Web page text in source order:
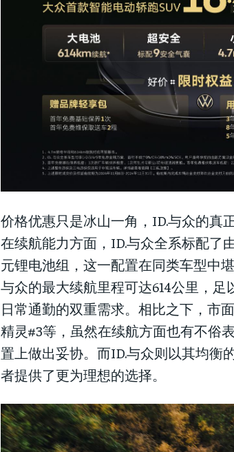
价格优惠只是冰山一角，ID.与众的真
在续航能力方面，ID.与众全系标配了
元锂电池组，这一配置在同类车型中
与众的最大续航里程可达614公里，
日常通勤的双重需求。相比之下，市
精灵#3等，虽然在续航方面也有不俗
置上做出妥协。而ID.与众则以其均衡
者提供了更为理想的选择。